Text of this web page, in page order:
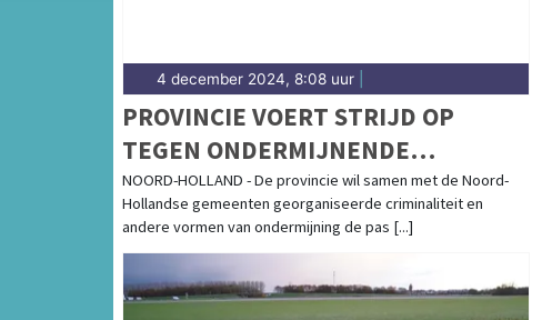
4 december 2024, 8:08 uur
PROVINCIE VOERT STRIJD OP
TEGEN ONDERMIJNENDE
CRIMINALITEIT
NOORD-HOLLAND - De provincie wil samen met de Noord-
Hollandse gemeenten georganiseerde criminaliteit en
andere vormen van ondermijning de pas [...]